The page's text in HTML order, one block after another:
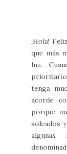
¡Hola!
que más
luz.
tenga
acorde
porque
soleados
algunas